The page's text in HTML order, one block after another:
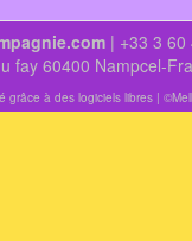
| +33 3 60
fay 60400 Nampcel-
grâce à des logiciels libres|